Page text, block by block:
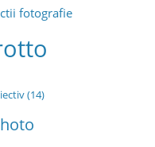
fotografie
(14)